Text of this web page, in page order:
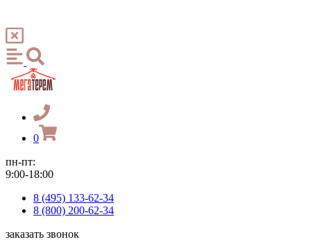
0
пн-пт:
9:00-18:00
8 (495) 133-62-34
8 (800) 200-62-34
заказать звонок